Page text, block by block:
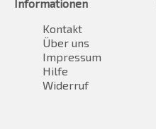
Informationen
Kontakt
Über uns
Impressum
Hilfe
Widerruf